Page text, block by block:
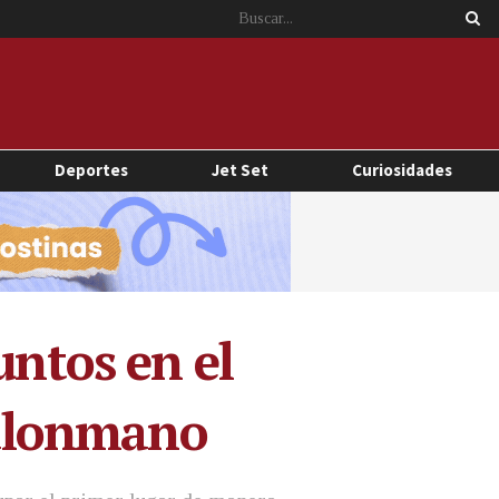
Deportes Jet Set Curiosidades
en el